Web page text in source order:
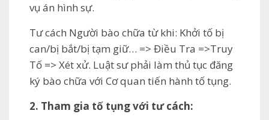
vụ án hình sự.
Tư cách Người bào chữa từ khi: Khởi tố bị
can/bị bắt/bị tạm giữ… => Điều Tra =>Truy
Tố => Xét xử. Luật sư phải làm thủ tục đăng
ký bào chữa với Cơ quan tiến hành tố tụng.
2. Tham gia tố tụng với tư cách: